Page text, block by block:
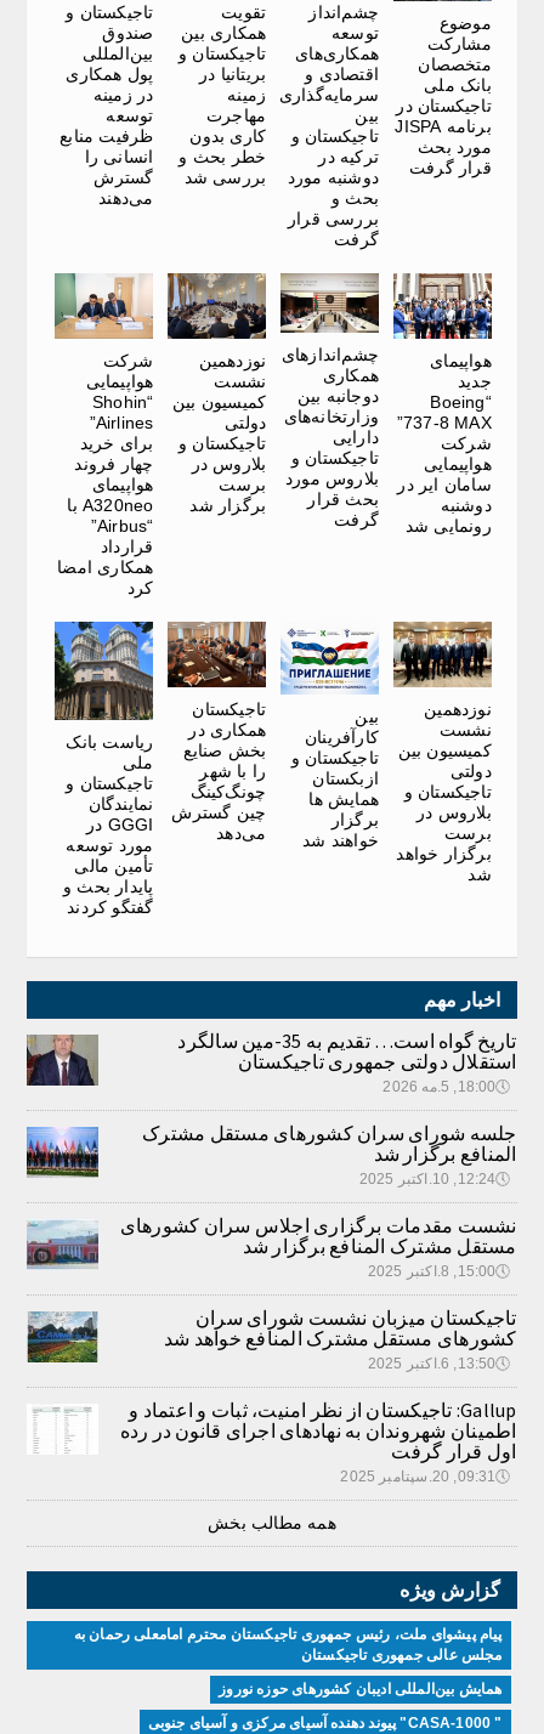
موضوع
مشارکت
متخصصان
بانک ملی
تاجیکستان در
برنامه JISPA
مورد بحث
قرار گرفت
چشم‌انداز
توسعه
همکاری‌های
اقتصادی و
سرمایه‌گذاری
بین
تاجیکستان و
ترکیه در
دوشنبه مورد
بحث و
بررسی قرار
گرفت
تقویت
همکاری بین
تاجیکستان و
بریتانیا در
زمینه
مهاجرت
کاری بدون
خطر بحث و
بررسی شد
تاجیکستان و
صندوق
بین‌المللی
پول همکاری
در زمینه
توسعه
ظرفیت منابع
انسانی را
گسترش
می‌دهند
هواپیمای
جدید
“Boeing
737-8 MAX”
شرکت
هواپیمایی
سامان ایر در
دوشنبه
رونمایی شد
چشم‌اندازهای
همکاری
دوجانبه بین
وزارتخانه‌های
دارایی
تاجیکستان و
بلاروس مورد
بحث قرار
گرفت
نوزدهمین
نشست
کمیسیون بین
دولتی
تاجیکستان و
بلاروس در
برست
برگزار شد
شرکت
هواپیمایی
“Shohin
Airlines”
برای خرید
چهار فروند
هواپیمای
A320neo با
“Airbus”
قرارداد
همکاری امضا
کرد
نوزدهمین
نشست
کمیسیون بین
دولتی
تاجیکستان و
بلاروس در
برست
برگزار خواهد
شد
بین
کارآفرینان
تاجیکستان و
ازبکستان
همایش ها
برگزار
خواهند شد
تاجیکستان
همکاری در
بخش صنایع
را با شهر
چونگ‌کینگ
چین گسترش
می‌دهد
ریاست بانک
ملی
تاجیکستان و
نمایندگان
GGGI در
مورد توسعه
تأمین مالی
پایدار بحث و
گفتگو کردند
اخبار مهم
تاریخ گواه است… تقدیم به 35-مین سالگرد
استقلال دولتی جمهوری تاجیکستان
🕔18:00, 5.مه 2026
جلسه شورای سران کشورهای مستقل مشترک
المنافع برگزار شد
🕔12:24, 10.اکتبر 2025
نشست مقدمات برگزاری اجلاس سران کشورهای
مستقل مشترک المنافع برگزار شد
🕔15:00, 8.اکتبر 2025
تاجیکستان میزبان نشست شورای سران
کشورهای مستقل مشترک المنافع خواهد شد
🕔13:50, 6.اکتبر 2025
Gallup: تاجیکستان از نظر امنیت، ثبات و اعتماد و
اطمینان شهروندان به نهادهای اجرای قانون در رده
اول قرار گرفت
🕔09:31, 20.سپتامبر 2025
همه مطالب بخش
گزارش ویژه
پیام پیشوای ملت، رئیس جمهوری تاجیکستان محترم امامعلی رحمان به
مجلس عالی جمهوری تاجیکستان
همایش بین‌المللی ادیبان کشور‌های حوزه نوروز
" CASA-1000" پیوند دهنده آسیای مرکزی و آسیای جنوبی